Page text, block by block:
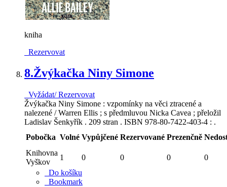
kniha
Rezervovat
8.Žvýkačka Niny Simone
Vyžádat/ Rezervovat
Žvýkačka Niny Simone : vzpomínky na věci ztracené a
nalezené / Warren Ellis ; s předmluvou Nicka Cavea ; přeložil
Ladislav Šenkyřík . 209 stran . ISBN 978-80-7422-403-4 : .
Pobočka Volné Vypůjčené Rezervované Prezenčně
Knihovna
Vyškov
1 0 0 0
0
Do košíku
Bookmark